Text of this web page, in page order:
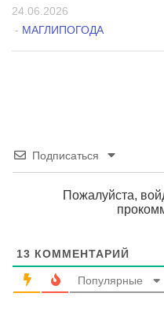
24.06.2026
- МАГЛИПОГОДА
Подписаться
Пожалуйста,
13 КОММЕНТАРИЙ
Популярные